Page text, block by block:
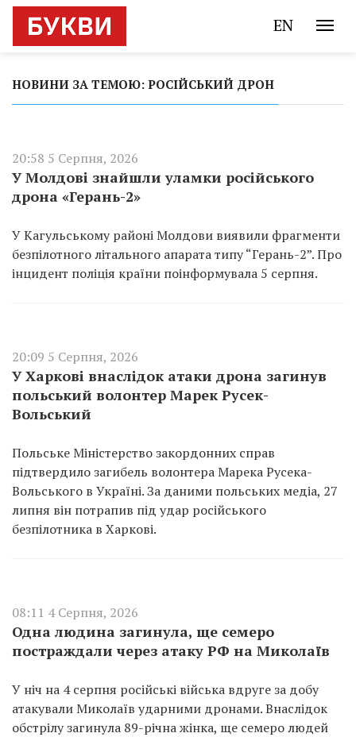
EN
НОВИНИ ЗА ТЕМОЮ: РОСІЙСЬКИЙ ДРОН
20:58 5 Серпня, 2026
У Молдові знайшли уламки російського
дрона «Герань-2»
У Кагульському районі Молдови виявили фрагменти
безпілотного літального апарата типу “Герань-2”. Про
інцидент поліція країни поінформувала 5 серпня.
20:09 5 Серпня, 2026
У Харкові внаслідок атаки дрона загинув
польський волонтер Марек Русек-
Вольський
Польське Міністерство закордонних справ
підтвердило загибель волонтера Марека Русека-
Вольського в Україні. За даними польських медіа, 27
липня він потрапив під удар російського
безпілотника в Харкові.
08:11 4 Серпня, 2026
Одна людина загинула, ще семеро
постраждали через атаку РФ на Миколаїв
У ніч на 4 серпня російські війська вдруге за добу
атакували Миколаїв ударними дронами. Внаслідок
обстрілу загинула 89-річна жінка, ще семеро людей